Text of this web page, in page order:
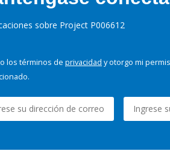
sobre Project P006612
los términos de privacidad y otorgo mi